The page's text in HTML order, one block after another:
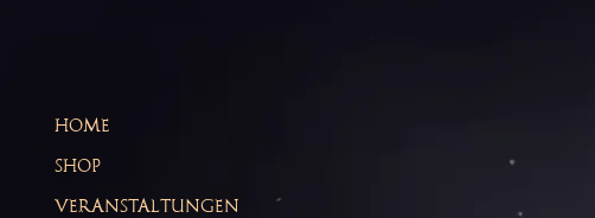
HOME
SHOP
VERANSTALTUNGEN